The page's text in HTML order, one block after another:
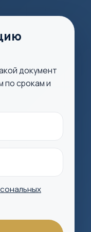
документ
по срокам и